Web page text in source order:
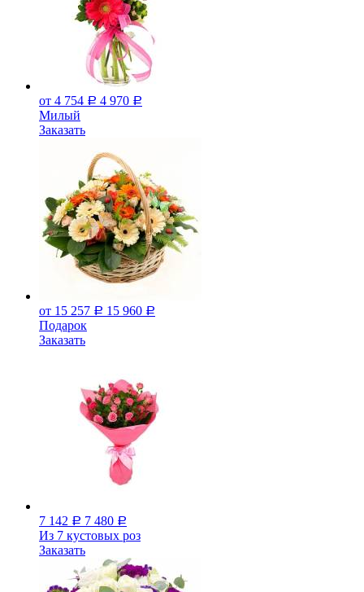
от 4 754 Р 4 970 Р
Милый
Заказать
от 15 257 Р 15 960 Р
Подарок
Заказать
7 142 Р 7 480 Р
Из 7 кустовых роз
Заказать